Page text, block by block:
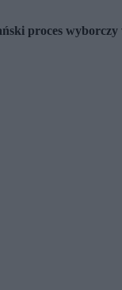
proces wyborczy